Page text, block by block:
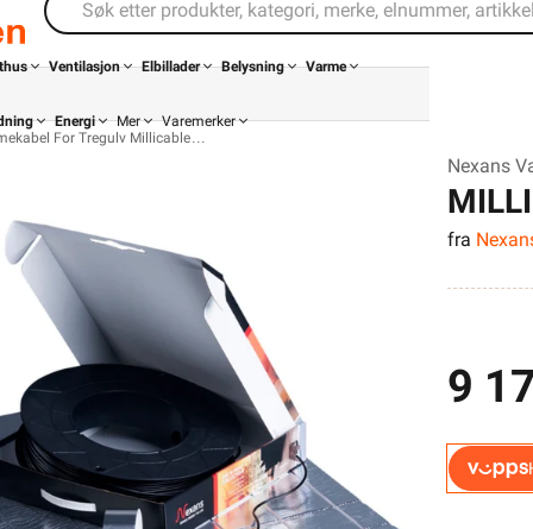
Ventilasjon Elbillader Belysning Varme
Energi Mer
Varemerker
For Tregulv Millicable
Nexans
fra
9